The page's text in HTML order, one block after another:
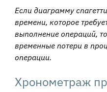
Если диаграмму
времени, которое
выполнение операций,
временные потери в
операции.
Хронометраж